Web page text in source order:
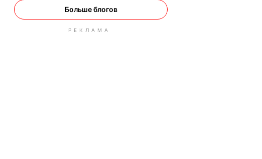
Больше блогов
РЕКЛАМА